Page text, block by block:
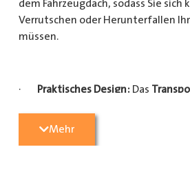
dem Fahrzeugdach, sodass Sie sich
Verrutschen oder Herunterfallen
müssen.
· Praktisches Design: Das
Gegenständen sicher und einfach
Mehr